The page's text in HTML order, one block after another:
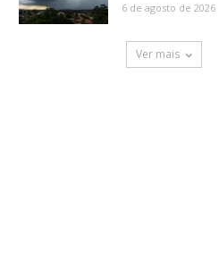
6 de agosto de 2026
Ver mais